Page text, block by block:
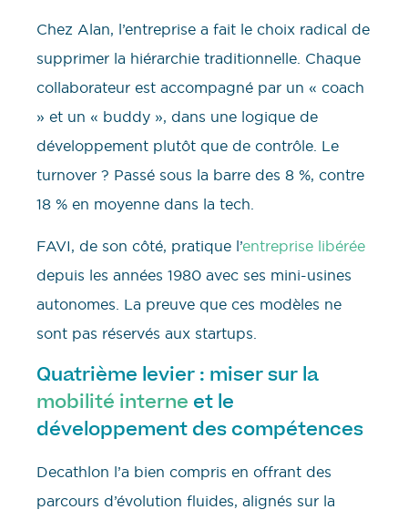
Chez Alan, l’entreprise a fait le choix radical de
supprimer la hiérarchie traditionnelle. Chaque
collaborateur est accompagné par un « coach
» et un « buddy », dans une logique de
développement plutôt que de contrôle. Le
turnover ? Passé sous la barre des 8 %, contre
18 % en moyenne dans la tech.
FAVI, de son côté, pratique l’entreprise libérée
depuis les années 1980 avec ses mini-usines
autonomes. La preuve que ces modèles ne
sont pas réservés aux startups.
Quatrième levier : miser sur la
mobilité interne et le
développement des compétences
Decathlon l’a bien compris en offrant des
parcours d’évolution fluides, alignés sur la